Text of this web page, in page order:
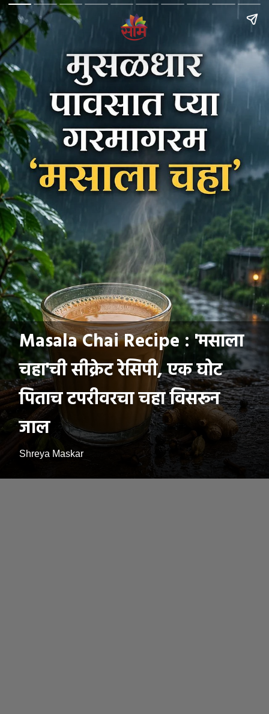
Masala Chai Recipe : 'मसाला
चहा'ची सीक्रेट रेसिपी, एक घोट
पिताच टपरीवरचा चहा विसरून
जाल
Shreya Maskar